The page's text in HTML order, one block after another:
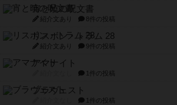
宵と暁の呪文書
紹介文あり 8件の投稿
リスボン・トラム 28
紹介文あり 9件の投稿
アマナイト
1件の投稿
ブラヴェスト
1件の投稿